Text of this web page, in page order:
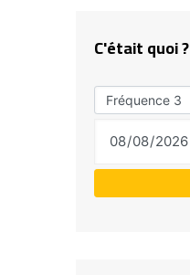
C'était quoi ?